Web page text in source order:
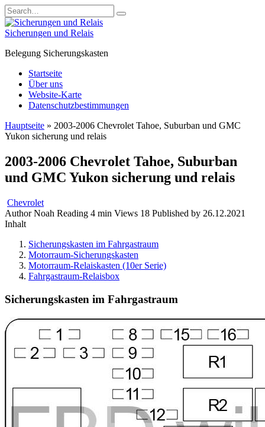
Skip
to
content
Search
for:
Sicherungen und Relais
Belegung Sicherungskasten
Startseite
Über uns
Website-Karte
Datenschutzbestimmungen
Hauptseite » 2003-2006 Chevrolet Tahoe, Suburban und GMC
Yukon sicherung und relais
2003-2006 Chevrolet Tahoe, Suburban
und GMC Yukon sicherung und relais
Chevrolet
Author Noah Reading 4 min Views 18 Published by 26.12.2021
Inhalt
Sicherungskasten im Fahrgastraum
Motorraum-Sicherungskasten
Motorraum-Relaiskasten (10er Serie)
Fahrgastraum-Relaisbox
Sicherungskasten im Fahrgastraum